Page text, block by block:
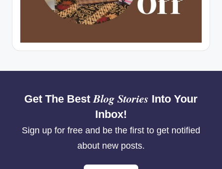
Get The BestBlog Stories Into Your
Inbox!
Sign up for free and be the first to get notified
about new posts.